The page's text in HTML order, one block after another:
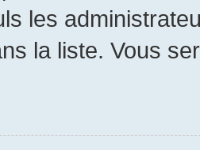
les
la liste. Vous